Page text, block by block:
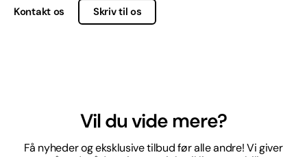
Kontakt os Skriv til os
Vil du vide mere?
Få nyheder og eksklusive tilbud før alle andre! Vi giver